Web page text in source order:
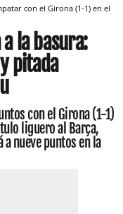
con el Girona (1-1) en el
la basura:
pitada
con el Girona (1-1)
liguero al Barça,
a nueve puntos en la